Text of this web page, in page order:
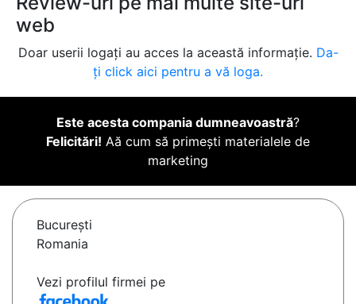
web
Doar userii logați au acces la această informație. Da-
ți click aici pentru a vă loga.
Este acesta compania dumneavoastră?
Felicitări! Aă cum să primești materialele de
marketing
Bucureşti
Romania
Vezi profilul firmei pe